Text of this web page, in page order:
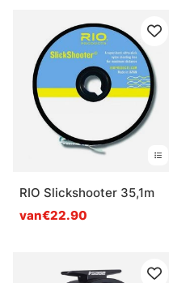
RIO Slickshooter 35,1m
van€22.90